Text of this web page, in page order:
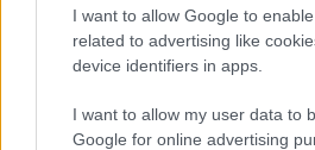
I want to allow Google to
related to advertising like
device identifiers in apps.
I want to allow my user data to
Google for online advertising